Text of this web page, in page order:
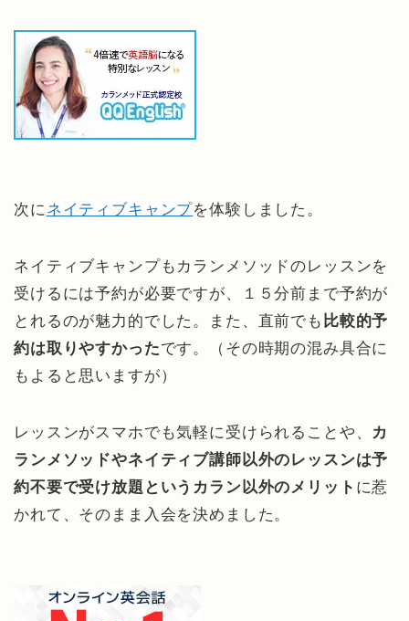
次にネイティブキャンプを体験しました。
ネイティブキャンプもカランメソッドのレッスンを
受けるには予約が必要ですが、１５分前まで予約が
とれるのが魅力的でした。また、直前でも 比較的予
約は取りやすかったです。（その時期の混み具合に
もよると思いますが）
レッスンがスマホでも気軽に受けられることや、 カ
ランメソッドやネイティブ講師以外のレッスンは予
約不要で受け放題というカラン以外のメリット に惹
かれて、そのまま入会を決めました。